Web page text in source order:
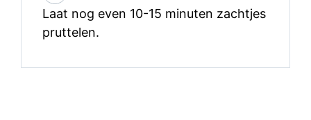
Laat nog even 10-15 minuten zachtjes
pruttelen.